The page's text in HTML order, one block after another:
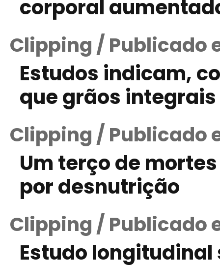
corporal
Clipping / Publicado
Estudos indicam,
que grãos
Clipping / Publicado
Um terço de
por desnutrição
Clipping / Publicado
Estudo